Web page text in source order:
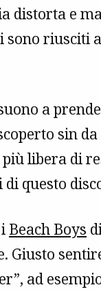
distorta e
sono riusciti
a
sin
più libera di
questo
Beach Boys
Giusto
ad